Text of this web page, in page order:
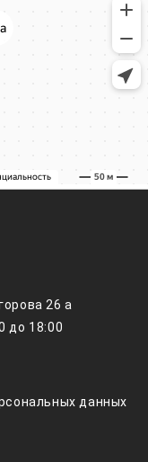
26 а
до 18:00
данных